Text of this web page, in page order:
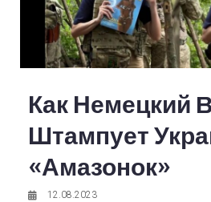
Как Немецкий
Штампует
«амазонок»
12.08.2023